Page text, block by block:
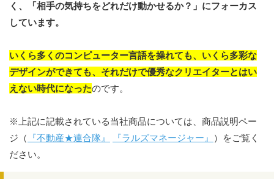
く、「相手の気持ちをどれだけ動かせるか？」にフォーカス
しています。
いくら多くのコンピューター言語を操れても、いくら多彩な
デザインができても、それだけで優秀なクリエイターとはい
えない時代になったのです。
※上記に記載されている当社商品については、商品説明ペー
ジ（
『不動産★連合隊』 『ラルズマネージャー』
）をご覧く
ださい。